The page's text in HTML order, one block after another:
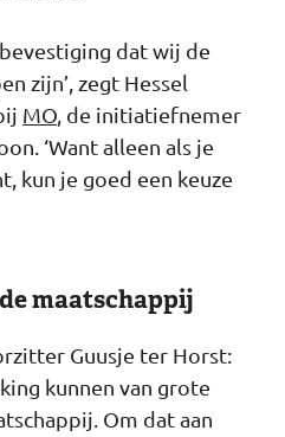
dat wij de
zijn’, zegt Hessel
MO , de initiatiefnemer
‘Want alleen als je
kun je goed een keuze
maatschappij
Guusje ter Horst:
kunnen van grote
Om dat aan